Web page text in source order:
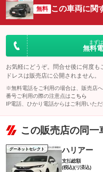
無料 この車両に関
まず
無料
お気軽にどうぞ。問合せ後に何度
ドレスは販売店に公開されません。
※無料電話をご利用の場合は、販売店
番号ご利用の際の注意点は こちら
IP電話、ひかり電話からはご利用いただ
この販売店の同一
グーネットセレクト ハリアー
支払総額
(税込)(リ済込)